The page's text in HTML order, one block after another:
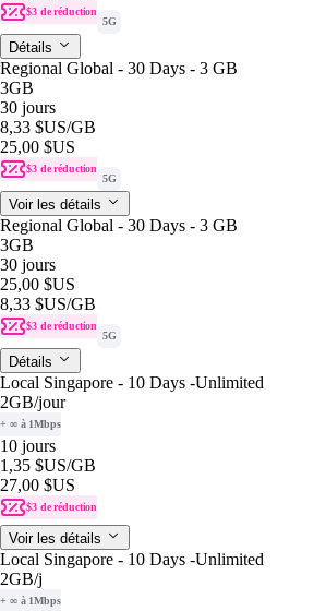
$3 de réduction
5G
Détails
Regional Global - 30 Days - 3 GB
3GB
30 jours
8,33 $US/GB
25,00 $US
$3 de réduction
5G
Voir les détails
Regional Global - 30 Days - 3 GB
3GB
30 jours
25,00 $US
8,33 $US/GB
$3 de réduction
5G
Détails
Local Singapore - 10 Days -Unlimited
2GB/jour
+ ∞ à 1Mbps
10 jours
1,35 $US/GB
27,00 $US
$3 de réduction
Voir les détails
Local Singapore - 10 Days -Unlimited
2GB/j
+ ∞ à 1Mbps